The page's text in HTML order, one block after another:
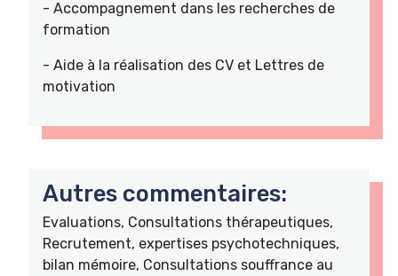
- Accompagnement dans les recherches de
formation
- Aide à la réalisation des CV et Lettres de
motivation
Autres commentaires:
Evaluations, Consultations thérapeutiques,
Recrutement, expertises psychotechniques,
bilan mémoire, Consultations souffrance au